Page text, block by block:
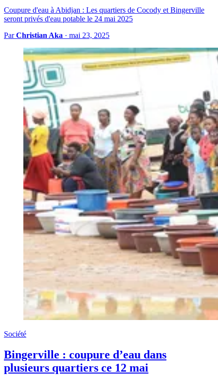
Coupure d'eau à Abidjan : Les quartiers de Cocody et Bingerville
seront privés d'eau potable le 24 mai 2025
ParChristian Aka · mai 23, 2025
Société
Bingerville : coupure d’eau dans
plusieurs quartiers ce 12 mai